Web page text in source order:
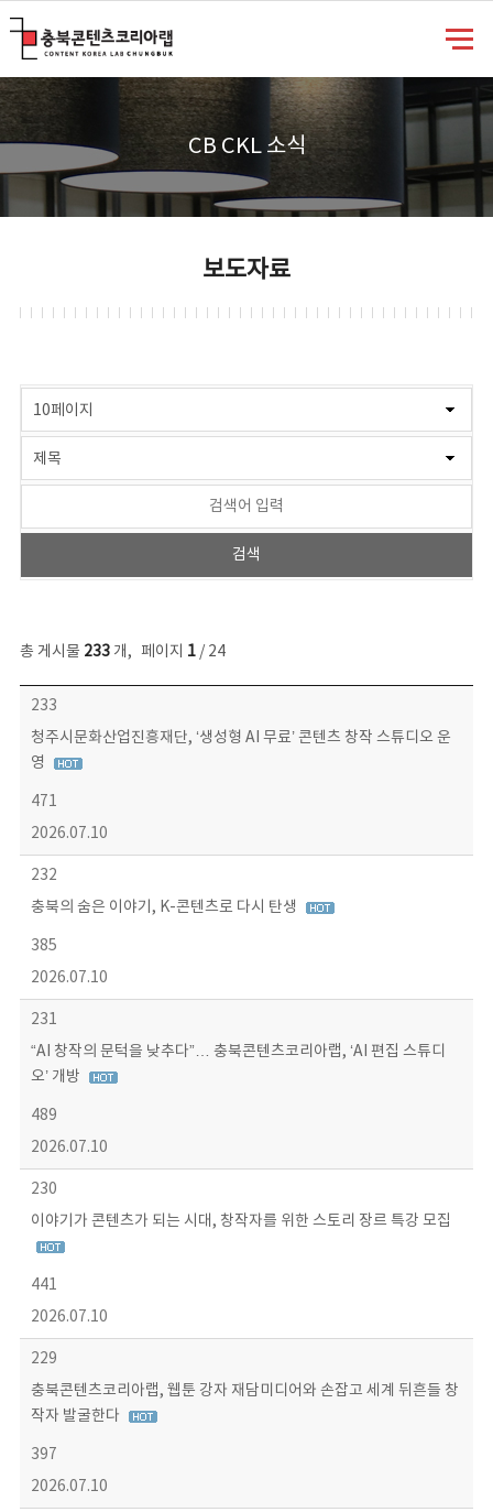
CB CKL 소식
보도자료
총 게시물 233개, 페이지 1/ 24
보도자료 목록 - 번호, 제목, 작성자, 파일, 조회수, 작성일 정보 제공
233
청주시문화산업진흥재단, ‘생성형 AI 무료’ 콘텐츠 창작 스튜디오 운
영
471
2026.07.10
232
충북의 숨은 이야기, K-콘텐츠로 다시 탄생
385
2026.07.10
231
“AI 창작의 문턱을 낮추다”… 충북콘텐츠코리아랩, ‘AI 편집 스튜디
오’ 개방
489
2026.07.10
230
이야기가 콘텐츠가 되는 시대, 창작자를 위한 스토리 장르 특강 모집
441
2026.07.10
229
충북콘텐츠코리아랩, 웹툰 강자 재담미디어와 손잡고 세계 뒤흔들 창
작자 발굴한다
397
2026.07.10